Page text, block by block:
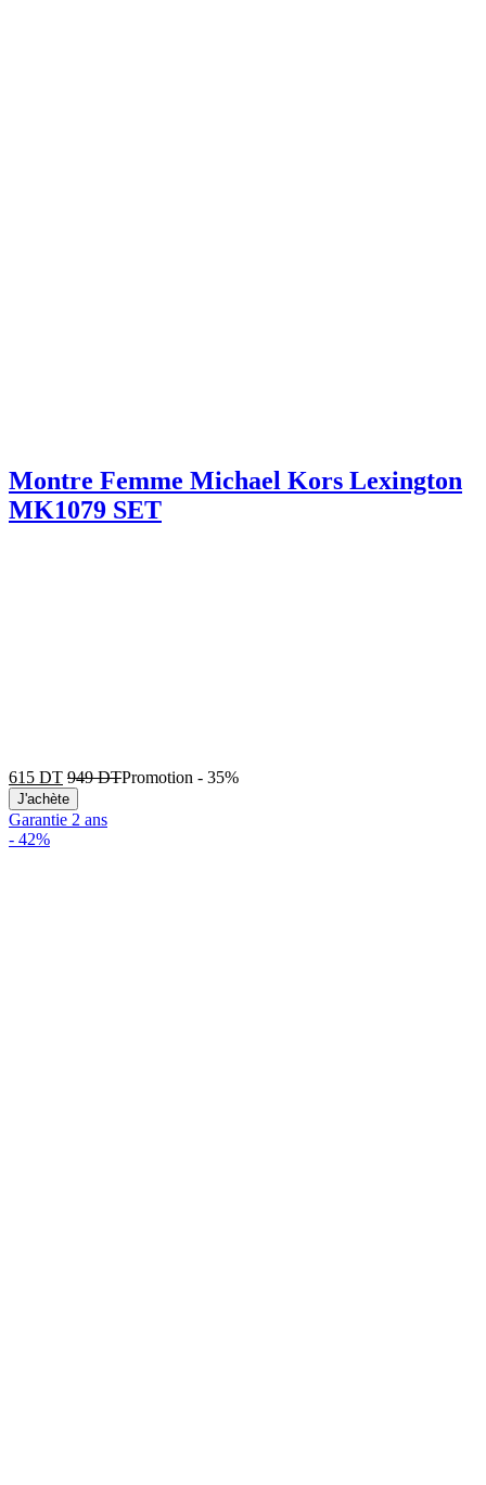
Montre Femme Michael Kors Lexington
MK1079 SET
615 DT 949DTPromotion - 35%
J'achète
Garantie 2 ans
- 42%